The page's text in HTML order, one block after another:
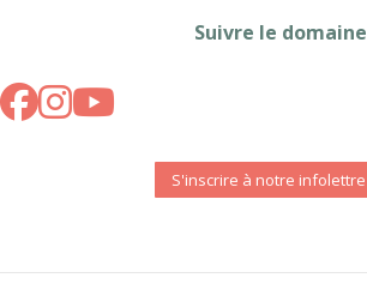
Suivre le domaine
S'inscrire à notre infolettre